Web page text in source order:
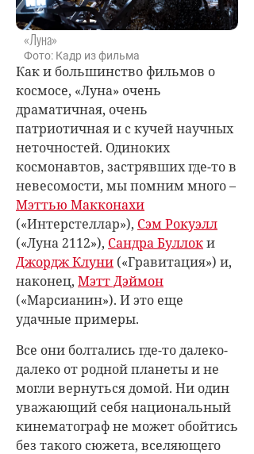
«Луна»
Фото: Кадр из фильма
Как и большинство фильмов о
космосе, «Луна» очень
драматичная, очень
патриотичная и с кучей научных
неточностей. Одиноких
космонавтов, застрявших где-то в
невесомости, мы помним много –
Мэттью Макконахи
(«Интерстеллар»), Сэм Рокуэлл
(«Луна 2112»), Сандра Буллоки
Джордж Клуни («Гравитация») и,
наконец, Мэтт Дэймон
(«Марсианин»). И это еще
удачные примеры.
Все они болтались где-то далеко-
далеко от родной планеты и не
могли вернуться домой. Ни один
уважающий себя национальный
кинематограф не может обойтись
без такого сюжета, вселяющего